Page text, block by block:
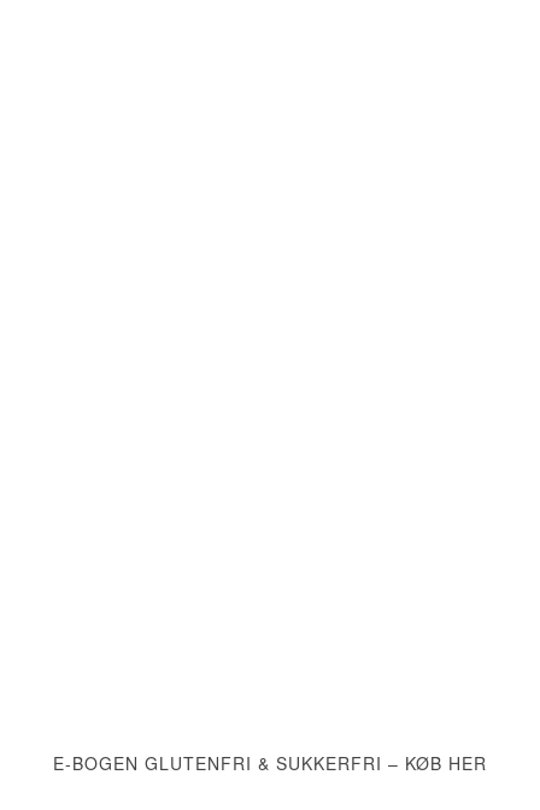
E-BOGEN GLUTENFRI & SUKKERFRI – KØB HER